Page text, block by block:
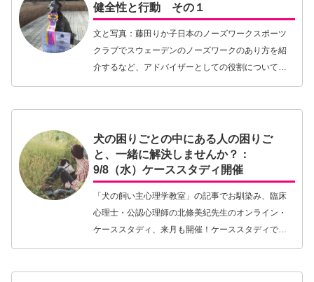
健全性と行動 その１
文と写真：藤田りか子日本のノーズワークスポーツ
クラブでスウェーデンのノーズワークのあり方を紹
介するなど、アドバイザーとしての役割についてい
犬の困りごとの中にある人の困りご
と、一緒に解決しませんか？：
9/8（水）ケーススタディ開催
「犬の飼い主心理学教室」の記事でお馴染み、臨床
心理士・公認心理師の北條美紀先生のオンライン・
ケーススタディ、来月も開催！ケーススタディでは